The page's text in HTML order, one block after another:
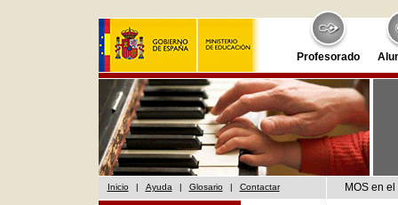
Profesorado
Inicio | Ayuda | Glosario | Contactar MOS en